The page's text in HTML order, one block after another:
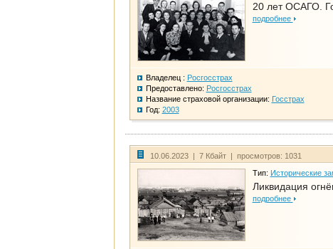
20 лет ОСАГО.
подробнее
Владелец : Росгосстрах
Предоставлено: Росгосстрах
Название страховой организации: Госстрах
Год: 2003
10.06.2023 | 7 Кбайт | просмотров: 1031
Тип: Исторические
Ликвидация
подробнее